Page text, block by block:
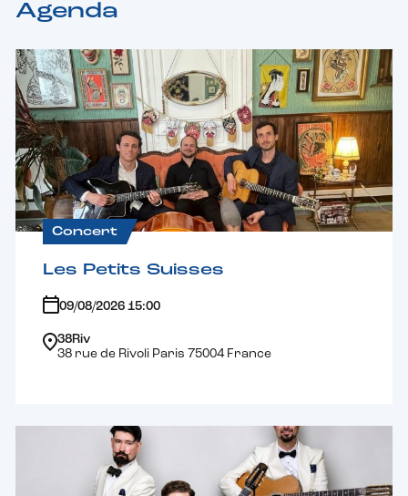
Agenda
Concert
Les Petits Suisses
09/08/2026 15:00
38Riv
38 rue de Rivoli Paris 75004 France